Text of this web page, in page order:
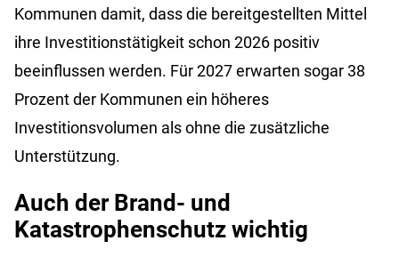
Kommunen damit, dass die bereitgestellten Mittel
ihre Investitionstätigkeit schon 2026 positiv
beeinflussen werden. Für 2027 erwarten sogar 38
Prozent der Kommunen ein höheres
Investitionsvolumen als ohne die zusätzliche
Unterstützung.
Auch der Brand- und
Katastrophenschutz wichtig